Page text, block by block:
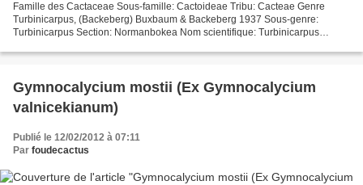
Famille des Cactaceae Sous-famille: Cactoideae Tribu: Cacteae Genre
Turbinicarpus, (Backeberg) Buxbaum & Backeberg 1937 Sous-genre:
Turbinicarpus Section: Normanbokea Nom scientifique: Turbinicarpus
Gymnocalycium mostii (Ex Gymnocalycium
valnicekianum)
Publié le 12/02/2012 à 07:11
Par foudecactus